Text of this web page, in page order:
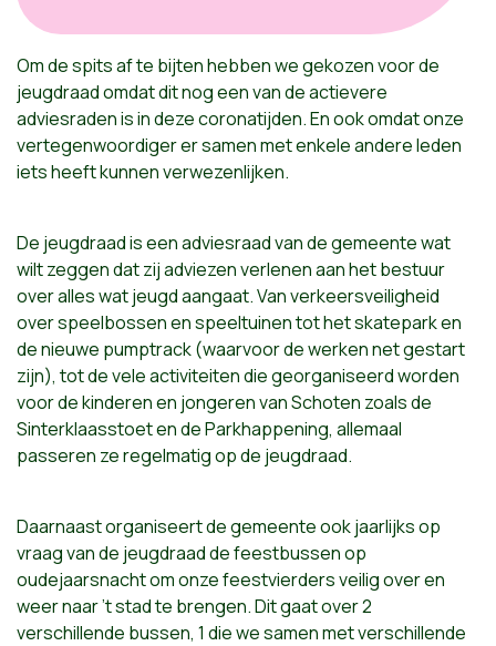
Om de spits af te bijten hebben we gekozen voor de
jeugdraad omdat dit nog een van de actievere
adviesraden is in deze coronatijden. En ook omdat onze
vertegenwoordiger er samen met enkele andere leden
iets heeft kunnen verwezenlijken.
De jeugdraad is een adviesraad van de gemeente wat
wilt zeggen dat zij adviezen verlenen aan het bestuur
over alles wat jeugd aangaat. Van verkeersveiligheid
over speelbossen en speeltuinen tot het skatepark en
de nieuwe pumptrack (waarvoor de werken net gestart
zijn), tot de vele activiteiten die georganiseerd worden
voor de kinderen en jongeren van Schoten zoals de
Sinterklaasstoet en de Parkhappening, allemaal
passeren ze regelmatig op de jeugdraad.
Daarnaast organiseert de gemeente ook jaarlijks op
vraag van de jeugdraad de feestbussen op
oudejaarsnacht om onze feestvierders veilig over en
weer naar ’t stad te brengen. Dit gaat over 2
verschillende bussen, 1 die we samen met verschillende